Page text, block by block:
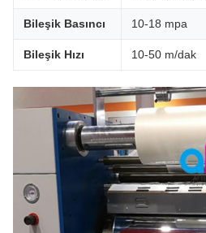
Bileşik Basıncı 10-18 mpa
Bileşik Hızı 10-50 m/dak